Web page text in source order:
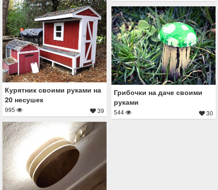
Курятник своими руками на
20 несушек
995 39
Грибочки на даче своими
руками
544 30